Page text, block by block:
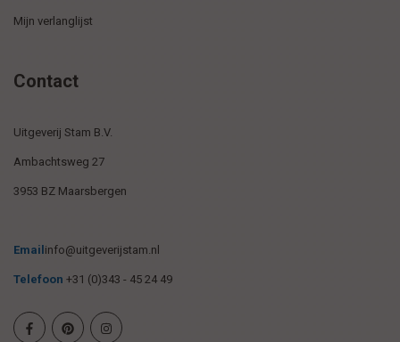
Mijn verlanglijst
Contact
Uitgeverij Stam B.V.
Ambachtsweg 27
3953 BZ Maarsbergen
Email info@uitgeverijstam.nl
Telefoon +31 (0)343 - 45 24 49